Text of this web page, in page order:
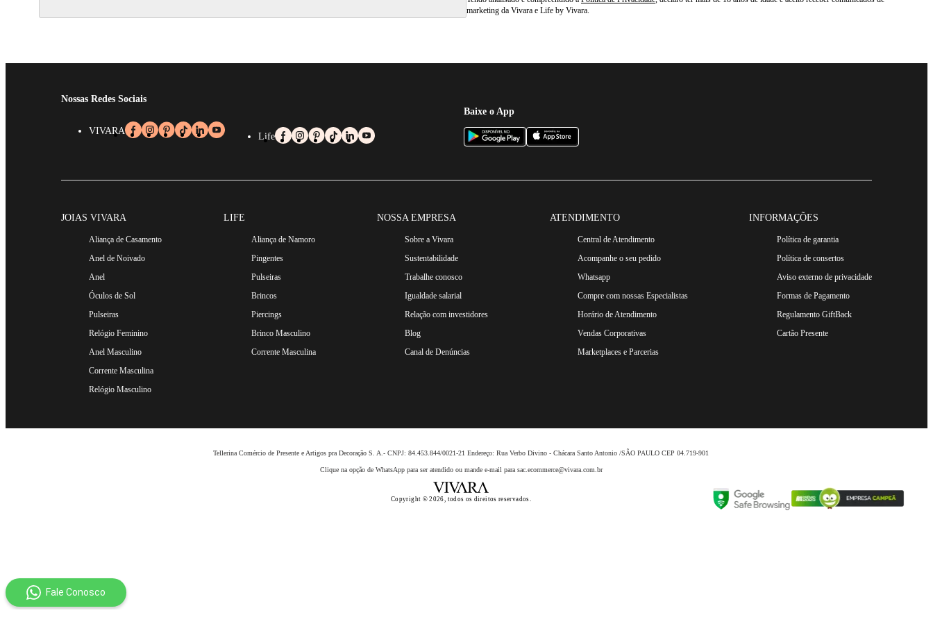
marketing da Vivara e Life by Vivara.
Nossas Redes Sociais
VIVARA
Life
Baixe o App
JOIAS VIVARA
Aliança de Casamento
Anel de Noivado
Anel
Óculos de Sol
Pulseiras
Relógio Feminino
Anel Masculino
Corrente Masculina
Relógio Masculino
LIFE
Aliança de Namoro
Pingentes
Pulseiras
Brincos
Piercings
Brinco Masculino
Corrente Masculina
NOSSA EMPRESA
Sobre a Vivara
Sustentabilidade
Trabalhe conosco
Igualdade salarial
Relação com investidores
Blog
Canal de Denúncias
ATENDIMENTO
Central de Atendimento
Acompanhe o seu pedido
Whatsapp
Compre com nossas Especialistas
Horário de Atendimento
Vendas Corporativas
Marketplaces e Parcerias
INFORMAÇÕES
Política de garantia
Política de consertos
Aviso externo de privacidade
Formas de Pagamento
Regulamento GiftBack
Cartão Presente
Tellerina Comércio de Presente e Artigos pra Decoração S. A.- CNPJ: 84.453.844/0021-21 Endereço: Rua Verbo Divino - Chácara Santo Antonio /SÃO PAULO CEP 04.719-901
Clique na opção de WhatsApp para ser atendido ou mande e-mail para sac.ecommerce@vivara.com.br
Copyright © 2026, todos os direitos reservados.